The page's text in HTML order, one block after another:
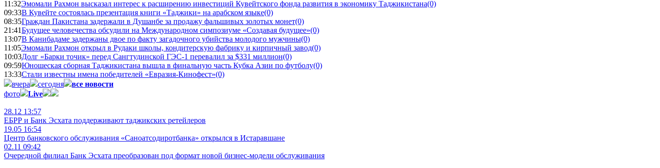
11:32Эмомали Рахмон высказал интерес к расширению инвестиций Кувейтского фонда развития в экономику Таджикистана(0)
09:33В Кувейте состоялась презентация книги «Таджики» на арабском языке(0)
08:35Граждан Пакистана задержали в Душанбе за продажу фальшивых золотых монет(0)
21:41Будущее человечества обсудили на Международном симпозиуме «Создавая будущее»(0)
13:07В Канибадаме задержаны двое по факту загадочного убийства молодого мужчины(0)
11:05Эмомали Рахмон открыл в Рудаки школы, кондитерскую фабрику и кирпичный завод(0)
10:03Долг «Барки точик» перед Сангтудинской ГЭС-1 перевалил за $331 миллион(0)
09:59Юношеская сборная Таджикистана вышла в финальную часть Кубка Азии по футболу(0)
13:33Стали известны имена победителей «Евразия-Кинофест»(0)
вчера
сегодня
все новости
фото
Live
28.12 13:57
ЕБРР и Банк Эсхата поддерживают таджикских ретейлеров
19.05 16:54
Центр банковского обслуживания «Саноатсодиротбанка» открылся в Истаравшане
02.11 09:42
Очередной филиал Банк Эсхата преобразован под формат новой бизнес-модели обслуживания